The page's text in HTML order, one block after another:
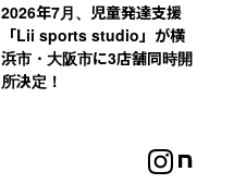
2026年7月、児童発達支援
「Lii sports studio」が横
浜市・大阪市に3店舗同時開
所決定！